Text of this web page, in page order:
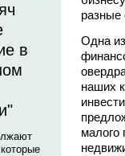
в
разные
Одна
наших
малого